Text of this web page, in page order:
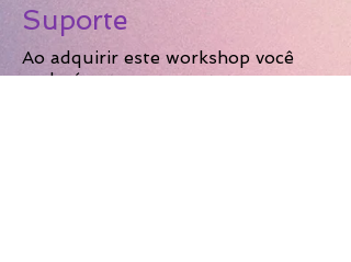
Suporte
Ao adquirir este workshop você
poderá entrar em contato